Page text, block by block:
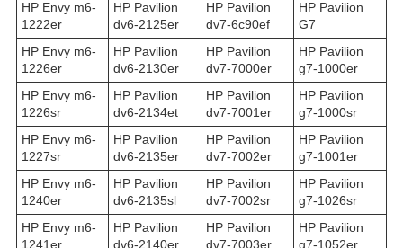
HP Envy m6-
1222er
HP Pavilion
dv6-2125er
HP Pavilion
dv7-6c90ef
HP Pavilion
G7
HP Envy m6-
1226er
HP Pavilion
dv6-2130er
HP Pavilion
dv7-7000er
HP Pavilion
g7-1000er
HP Envy m6-
1226sr
HP Pavilion
dv6-2134et
HP Pavilion
dv7-7001er
HP Pavilion
g7-1000sr
HP Envy m6-
1227sr
HP Pavilion
dv6-2135er
HP Pavilion
dv7-7002er
HP Pavilion
g7-1001er
HP Envy m6-
1240er
HP Pavilion
dv6-2135sl
HP Pavilion
dv7-7002sr
HP Pavilion
g7-1026sr
HP Envy m6-
1241er
HP Pavilion
dv6-2140er
HP Pavilion
dv7-7003er
HP Pavilion
g7-1052er